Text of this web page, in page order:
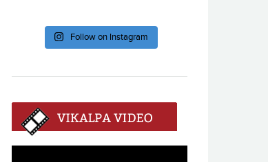
Follow on Instagram